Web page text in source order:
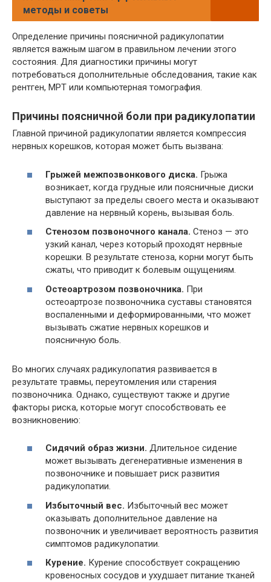
методы и советы
Определение причины поясничной радикулопатии
является важным шагом в правильном лечении этого
состояния. Для диагностики причины могут
потребоваться дополнительные обследования, такие как
рентген, МРТ или компьютерная томография.
Причины поясничной боли при радикулопатии
Главной причиной радикулопатии является компрессия
нервных корешков, которая может быть вызвана:
Грыжей межпозвонкового диска. Грыжа
возникает, когда грудные или поясничные диски
выступают за пределы своего места и оказывают
давление на нервный корень, вызывая боль.
Стенозом позвоночного канала. Стеноз — это
узкий канал, через который проходят нервные
корешки. В результате стеноза, корни могут быть
сжаты, что приводит к болевым ощущениям.
Остеоартрозом позвоночника. При
остеоартрозе позвоночника суставы становятся
воспаленными и деформированными, что может
вызывать сжатие нервных корешков и
поясничную боль.
Во многих случаях радикулопатия развивается в
результате травмы, переутомления или старения
позвоночника. Однако, существуют также и другие
факторы риска, которые могут способствовать ее
возникновению:
Сидячий образ жизни. Длительное сидение
может вызывать дегенеративные изменения в
позвоночнике и повышает риск развития
радикулопатии.
Избыточный вес. Избыточный вес может
оказывать дополнительное давление на
позвоночник и увеличивает вероятность развития
симптомов радикулопатии.
Курение. Курение способствует сокращению
кровеносных сосудов и ухудшает питание тканей